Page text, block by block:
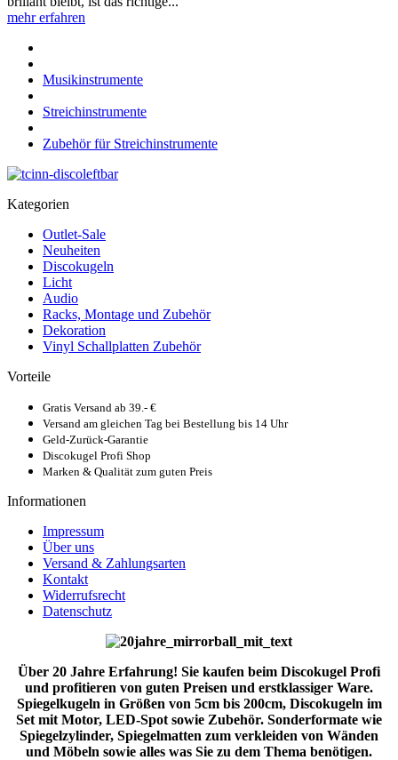
mehr erfahren
Musikinstrumente
Streichinstrumente
Zubehör für Streichinstrumente
Kategorien
Outlet-Sale
Neuheiten
Discokugeln
Licht
Audio
Racks, Montage und Zubehör
Dekoration
Vinyl Schallplatten Zubehör
Vorteile
Gratis Versand ab 39.- €
Versand am gleichen Tag bei Bestellung bis 14 Uhr
Geld-Zurück-Garantie
Discokugel Profi Shop
Marken & Qualität zum guten Preis
Informationen
Impressum
Über uns
Versand & Zahlungsarten
Kontakt
Widerrufsrecht
Datenschutz
Über 20 Jahre Erfahrung! Sie kaufen beim Discokugel Profi
und profitieren von guten Preisen und erstklassiger Ware.
Spiegelkugeln in Größen von 5cm bis 200cm, Discokugeln im
Set mit Motor, LED-Spot sowie Zubehör. Sonderformate wie
Spiegelzylinder, Spiegelmatten zum verkleiden von Wänden
und Möbeln sowie alles was Sie zu dem Thema benötigen.